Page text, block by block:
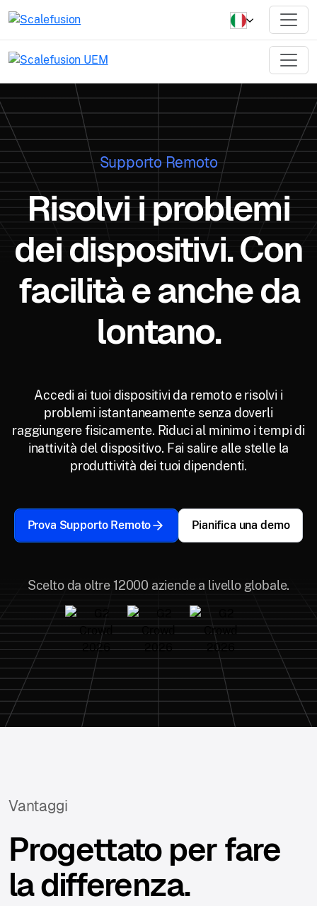
Supporto Remoto
Risolvi i problemi
dei dispositivi. Con
facilità e anche da
lontano.
Accedi ai tuoi dispositivi da remoto e risolvi i
problemi istantaneamente senza doverli
raggiungere fisicamente. Riduci al minimo i tempi di
inattività del dispositivo. Fai salire alle stelle la
produttività dei tuoi dipendenti.
Prova Supporto Remoto Pianifica una demo
Scelto da oltre 12000 aziende a livello globale.
Vantaggi
Progettato per fare
la differenza.